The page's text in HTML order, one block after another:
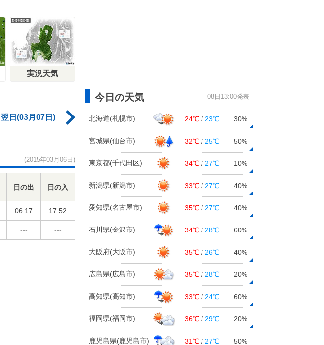
実況天気
翌日(03月07日)
(2015年03月06日)
日の出 日の入
06:17 17:52
--- ---
今日の天気 08日13:00発表
北海道(札幌市) 24℃ / 23℃ 30%
宮城県(仙台市) 32℃ / 25℃ 50%
東京都(千代田区) 34℃ / 27℃ 10%
新潟県(新潟市) 33℃ / 27℃ 40%
愛知県(名古屋市) 35℃ / 27℃ 40%
石川県(金沢市) 34℃ / 28℃ 60%
大阪府(大阪市) 35℃ / 26℃ 40%
広島県(広島市) 35℃ / 28℃ 20%
高知県(高知市) 33℃ / 24℃ 60%
福岡県(福岡市) 36℃ / 29℃ 20%
鹿児島県(鹿児島市) 31℃ / 27℃ 50%